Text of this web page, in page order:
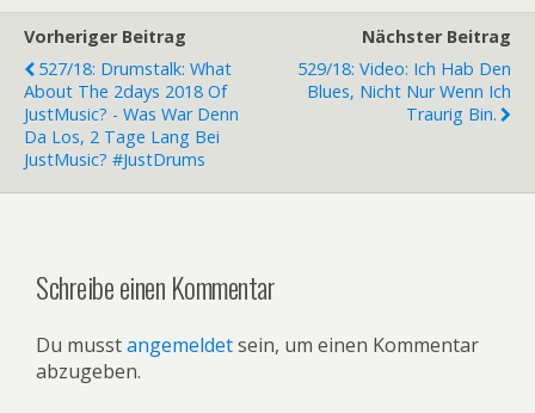
Vorheriger Beitrag
527/18: Drumstalk: What
About The 2days 2018 Of
JustMusic? - Was War Denn
Da Los, 2 Tage Lang Bei
JustMusic? #JustDrums
Nächster Beitrag
529/18: Video: Ich Hab Den
Blues, Nicht Nur Wenn Ich
Traurig Bin.
Schreibe einen Kommentar
Du musstangemeldetsein, um einen Kommentar
abzugeben.